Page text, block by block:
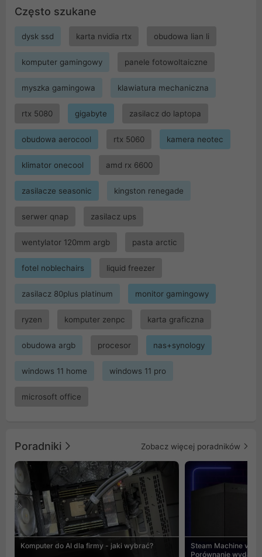
Często szukane
dysk ssd karta nvidia rtx obudowa lian li
komputer gamingowy panele fotowoltaiczne
myszka gamingowa klawiatura mechaniczna
rtx 5080 gigabyte zasilacz do laptopa
obudowa aerocool rtx 5060 kamera neotec
klimator onecool amd rx 6600
zasilacze seasonic kingston renegade
serwer qnap zasilacz ups
wentylator 120mm argb pasta arctic
fotel noblechairs liquid freezer
zasilacz 80plus platinum monitor gamingowy
ryzen komputer zenpc karta graficzna
obudowa argb procesor nas+synology
windows 11 home windows 11 pro
microsoft office
Poradniki Zobacz więcej poradników
Komputer do AI dla firmy - jaki wybrać?
Steam Machine vs
Porównanie